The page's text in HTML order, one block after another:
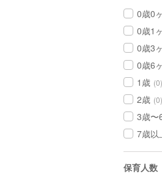
0歳0
0歳1
0歳3
0歳6
1歳 (0)
2歳 (0)
3歳〜
7歳以
保育人数